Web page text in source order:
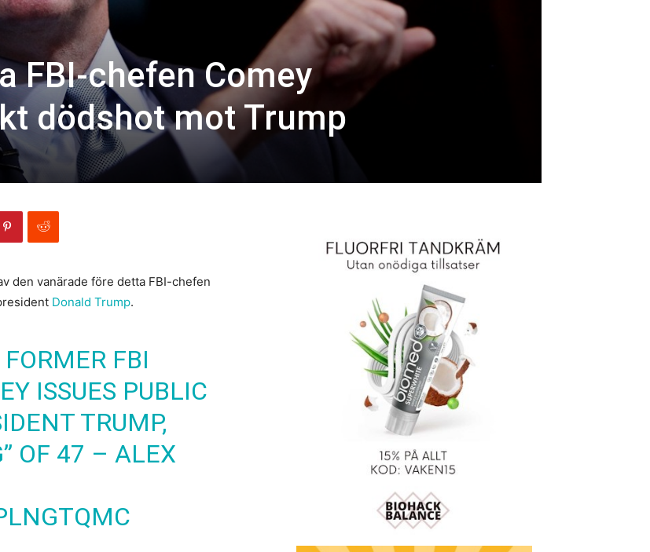
FBI-chefen Comey
dödshot mot Trump
den vanärade före detta FBI-chefen
Donald Trump.
FBI
ISSUES PUBLIC
TRUMP,
OF 47 – ALEX